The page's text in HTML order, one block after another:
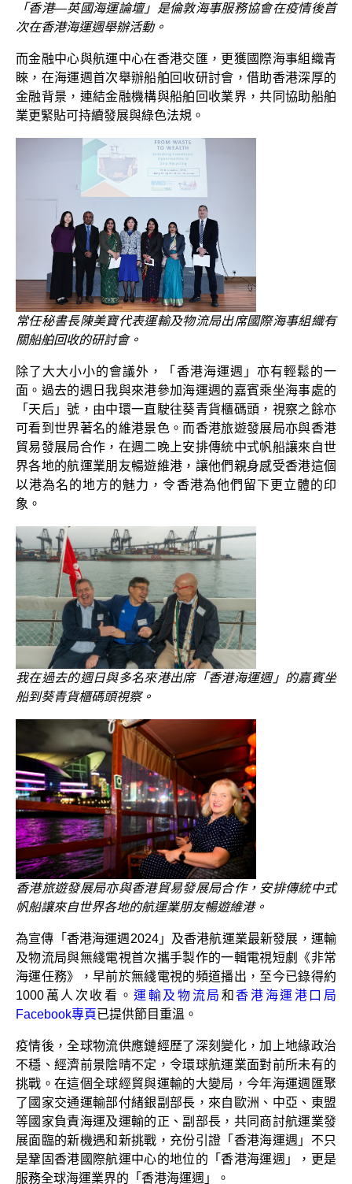
「香港—英國海運論壇」是倫敦海事服務協會在疫情後首
次在香港海運週舉辦活動。
而金融中心與航運中心在香港交匯，更獲國際海事組織青
睞，在海運週首次舉辦船舶回收研討會，借助香港深厚的
金融背景，連結金融機構與船舶回收業界，共同協助船舶
業更緊貼可持續發展與綠色法規。
常任秘書長陳美寶代表運輸及物流局出席國際海事組織有
關船舶回收的研討會。
除了大大小小的會議外，「香港海運週」亦有輕鬆的一
面。過去的週日我與來港參加海運週的嘉賓乘坐海事處的
「天后」號，由中環一直駛往葵青貨櫃碼頭，視察之餘亦
可看到世界著名的維港景色。而香港旅遊發展局亦與香港
貿易發展局合作，在週二晚上安排傳統中式帆船讓來自世
界各地的航運業朋友暢遊維港，讓他們親身感受香港這個
以港為名的地方的魅力，令香港為他們留下更立體的印
象。
我在過去的週日與多名來港出席「香港海運週」的嘉賓坐
船到葵青貨櫃碼頭視察。
香港旅遊發展局亦與香港貿易發展局合作，安排傳統中式
帆船讓來自世界各地的航運業朋友暢遊維港。
為宣傳「香港海運週2024」及香港航運業最新發展，運輸
及物流局與無綫電視首次攜手製作的一輯電視短劇《非常
海運任務》，早前於無綫電視的頻道播出，至今已錄得約
1000萬人次收看。運輸及物流局 和香港海運港口局
Facebook專頁 已提供節目重溫。
疫情後，全球物流供應鏈經歷了深刻變化，加上地緣政治
不穩、經濟前景陰晴不定，令環球航運業面對前所未有的
挑戰。在這個全球經貿與運輸的大變局，今年海運週匯聚
了國家交通運輸部付緒銀副部長，來自歐洲、中亞、東盟
等國家負責海運及運輸的正、副部長，共同商討航運業發
展面臨的新機遇和新挑戰，充份引證「香港海運週」不只
是鞏固香港國際航運中心的地位的「香港海運週」，更是
服務全球海運業界的「香港海運週」。